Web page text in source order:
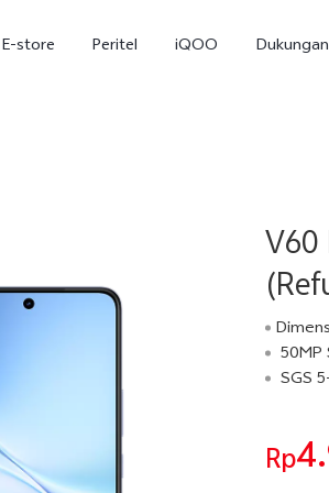
E-store Peritel iQOO Dukungan
T5 Pro
V60
50MP
SGS
Rp